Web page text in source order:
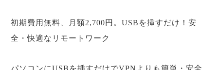
初期費用無料、月額2,700円。USBを挿すだけ！安
全・快適なリモートワーク